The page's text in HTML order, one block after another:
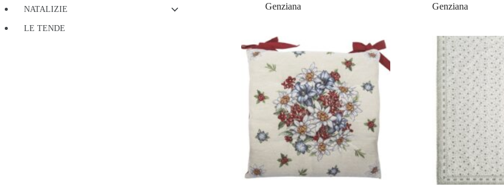
Genziana
Genziana
NATALIZIE
LE TENDE